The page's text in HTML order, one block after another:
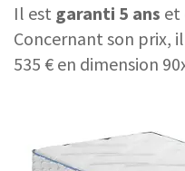
Il est garanti 5 ans et
Concernant son prix,
535 € en dimension